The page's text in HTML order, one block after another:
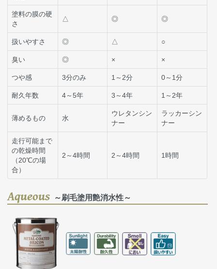
塗料の膜の硬
さ
△ ◎ ◎
扱いやすさ ◎ △ ○
臭い ◎ × ×
つや感 3分のみ 1～2分 0～1分
耐久年数 4～5年 3～4年 1～2年
薄めるもの 水
ウレタンシン
ナー
ラッカーシン
ナー
走行可能まで
の乾燥時間
（20℃の場
合）
2～4時間 2～4時間 1時間
Aqueous ～刷毛塗用艶消水性～